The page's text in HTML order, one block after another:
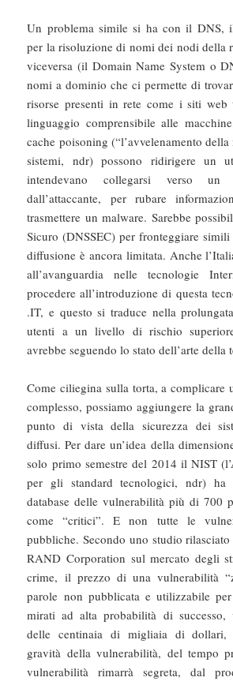
Un problema simile si ha con il DNS,
per la risoluzione di nomi dei nodi della
viceversa (il Domain Name System o
nomi a dominio che ci permette di
risorse presenti in rete come i siti web
linguaggio comprensibile alle
cache poisoning (“l’avvelenamento
sistemi, ndr) possono ridirigere un
intendevano collegarsi verso un
dall’attaccante, per rubare
trasmettere un malware. Sarebbe
Sicuro (DNSSEC) per fronteggiare
diffusione è ancora limitata. Anche
all’avanguardia nelle tecnologie
procedere all’introduzione di questa
.IT, e questo si traduce nella
utenti a un livello di rischio
avrebbe seguendo lo stato dell’arte della
Come ciliegina sulla torta, a complicare
complesso, possiamo aggiungere la
punto di vista della sicurezza dei
diffusi. Per dare un’idea della
solo primo semestre del 2014 il NIST
per gli standard tecnologici, ndr) ha
database delle vulnerabilità più di 700
come “critici”. E non tutte le
pubbliche. Secondo uno studio rilasciato
RAND Corporation sul mercato degli
crime, il prezzo di una vulnerabilità
parole non pubblicata e utilizzabile
mirati ad alta probabilità di successo,
delle centinaia di migliaia di
gravità della vulnerabilità, del tempo
vulnerabilità rimarrà segreta, dal